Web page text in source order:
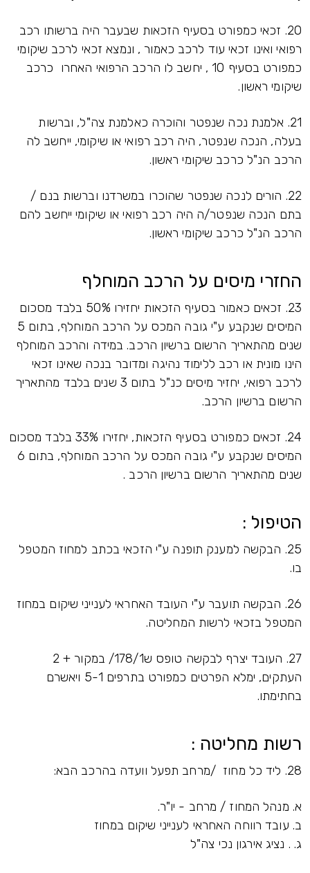
20. זכאי כמפורט בסעיף הזכאות שבעבר היה ברשותו רכב
רפואי ואינו זכאי עוד לרכב כאמור , ונמצא זכאי לרכב שיקומי
כמפורט בסעיף 10 , יחשב לו הרכב הרפואי האחרו כרכב
שיקומי ראשון.
21. אלמנת נכה שנפטר והוכרה כאלמנת צה"ל, וברשות
בעלה, הנכה שנפטר, היה רכב רפואי או שיקומי, ייחשב לה
הרכב הנ"ל כרכב שיקומי ראשון.
22. הורים לנכה שנפטר שהוכרו במשרדנו וברשות בנם /
בתם הנכה שנפטר/ה היה רכב רפואי או שיקומי ייחשב להם
הרכב הנ"ל כרכב שיקומי ראשון.
החזרי מיסים על הרכב המוחלף
23. זכאים כאמור בסעיף הזכאות יחזירו 50% בלבד מסכום
המיסים שנקבע ע"י גובה המכס על הרכב המוחלף, בתום 5
שנים מהתאריך הרשום ברשיון הרכב. במידה והרכב המוחלף
הינו מונית או רכב ללימוד נהיגה ומדובר בנכה שאינו זכאי
לרכב רפואי, יחזיר מיסים כנ"ל בתום 3 שנים בלבד מהתאריך
הרשום ברשיון הרכב.
24. זכאים כמפורט בסעיף הזכאות, יחזירו 33% בלבד מסכום
המיסים שנקבע ע"י גובה המכס על הרכב המוחלף, בתום 6
שנים מהתאריך הרשום ברשיון הרכב .
הטיפול :
25. הבקשה למענק תופנה ע"י הזכאי בכתב למחוז המטפל
בו.
26. הבקשה תועבר ע"י העובד האחראי לענייני שיקום במחוז
המטפל בזכאי לרשות המחליטה.
27. העובד יצרף לבקשה טופס ש178/1/ במקור + 2
העתקים, ימלא הפרטים כמפורט בתרפים 5-1 ויאשרם
בחתימתו.
רשות מחליטה :
28. ליד כל מחוז /מרחב תפעל וועדה בהרכב הבא:
א. מנהל המחוז / מרחב - יו"ר.
ב. עובד רווחה האחראי לענייני שיקום במחוז
ג. . נציג אירגון נכי צה"ל